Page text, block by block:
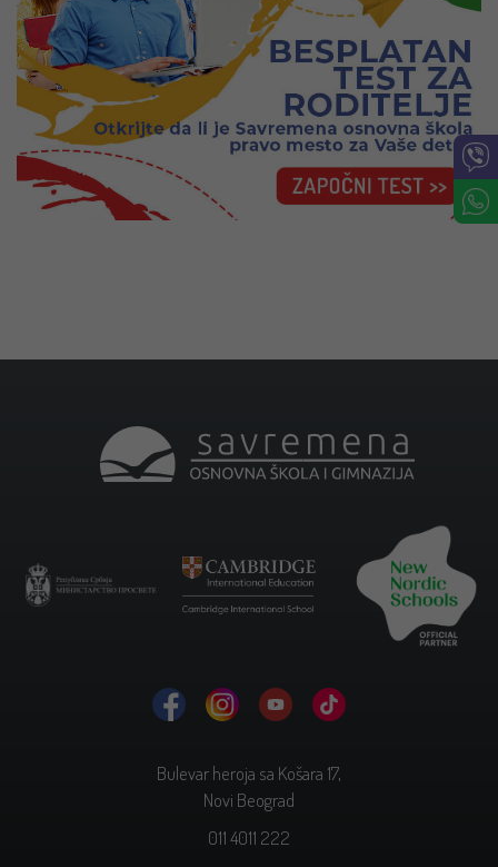
Bulevar heroja sa Košara 17,
Novi Beograd
011 4011 222